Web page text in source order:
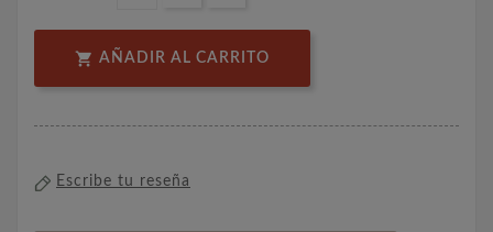
 AÑADIR AL CARRITO
Escribe tu reseña